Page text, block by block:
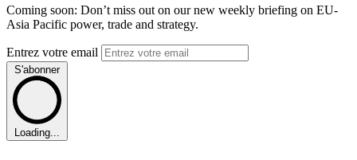
Coming soon: Don’t miss out on our new weekly briefing on EU-
Asia Pacific power, trade and strategy.
Entrez votre email
S'abonner
Loading...